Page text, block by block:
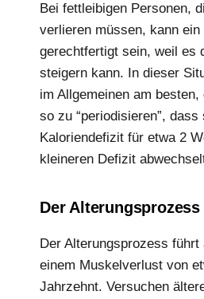
Bei fettleibigen Personen,
verlieren müssen, kann
gerechtfertigt sein, weil es
steigern kann. In dieser
im Allgemeinen am
so zu “periodisieren”,
Kaloriendefizit für etwa 2
kleineren Defizit
Der Alterungsprozess
Der Alterungsprozess
einem Muskelverlust von
Jahrzehnt. Versuchen